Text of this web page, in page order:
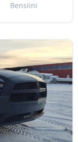
Bensiini